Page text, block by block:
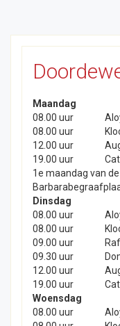
Maandag
08.00 uur
08.00 uur
12.00 uur
19.00 uur
1e maandag van
Dinsdag
08.00 uur
08.00 uur
09.00 uur
09.30 uur
12.00 uur
19.00 uur
Woensdag
08.00 uur